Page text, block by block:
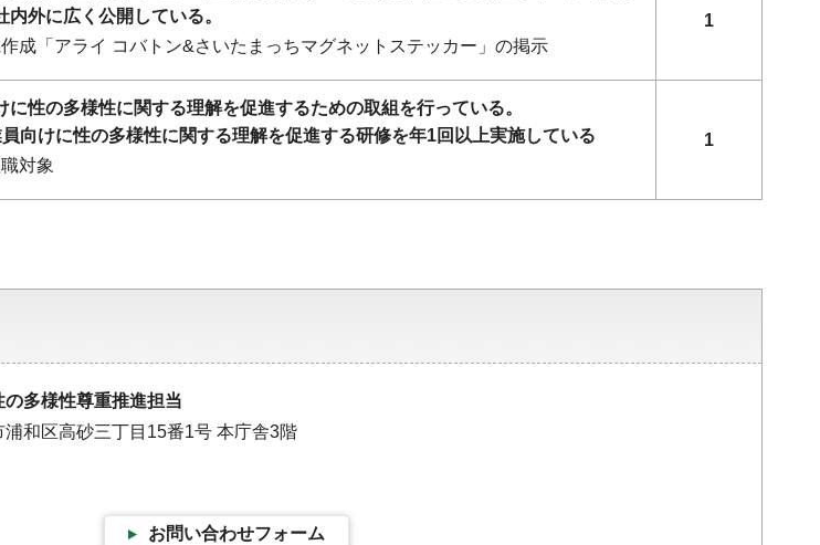
内外に広く公開している。
成「アライ コバトン&さいたまっちマグネットステッカー」の掲示
1
に性の多様性に関する理解を促進するための取組を行っている。
員向けに性の多様性に関する理解を促進する研修を年1回以上実施している
対象
1
の多様性尊重推進担当
和区高砂三丁目15番1号 本庁舎3階
お問い合わせフォーム